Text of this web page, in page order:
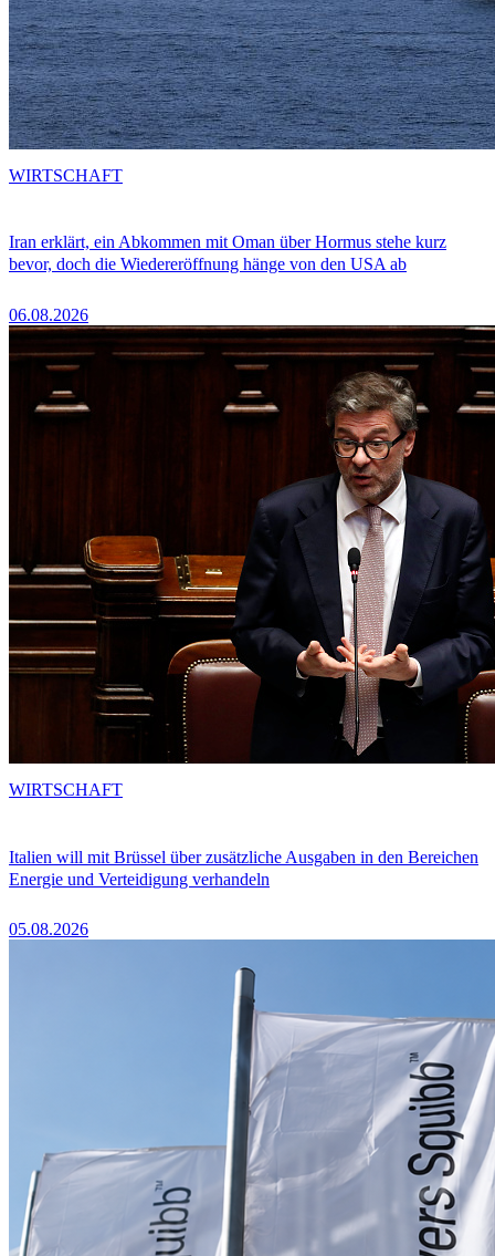
Iran erklärt, ein Abkommen mit Oman über Hormus stehe kurz
bevor, doch die Wiedereröffnung hänge von den USA ab
06.08.2026
WIRTSCHAFT
Italien will mit Brüssel über zusätzliche Ausgaben in den Bereichen
Energie und Verteidigung verhandeln
05.08.2026
WIRTSCHAFT